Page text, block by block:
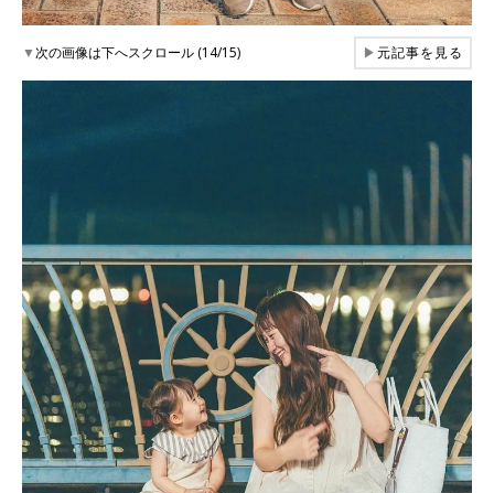
▼次の画像は下へスクロール (14/15) ▶元記事を見る